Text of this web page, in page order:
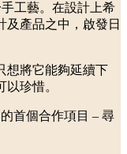
手工藝。在設計上希
及產品之中，啟發日
想將它能夠延續下
珍惜。
首個合作項目 – 尋